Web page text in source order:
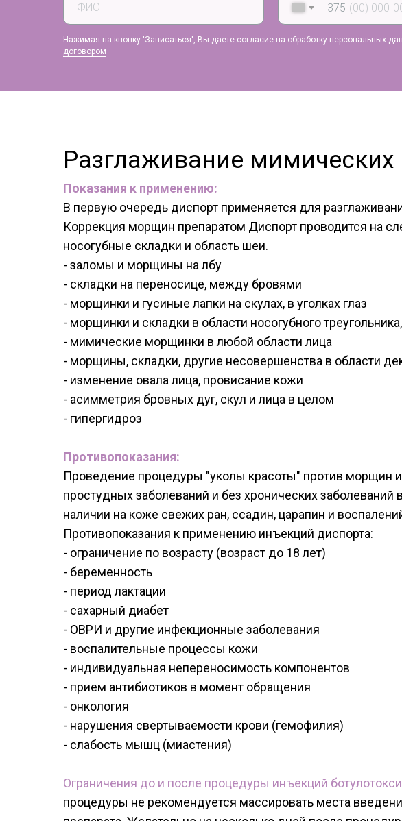
ФИО +375
Нажимая на кнопку 'Записаться', Вы даете согласие на обработку персональных
договором
Показания к применению:
В первую очередь диспорт применяется для
Коррекция морщин препаратом Диспорт проводится на
носогубные складки и область шеи.
- заломы и морщины на лбу
- складки на переносице, между бровями
- морщинки и гусиные лапки на скулах, в уголках глаз
- морщинки и складки в области носогубного треугольника,
- мимические морщинки в любой области лица
- морщины, складки, другие несовершенства в области
- изменение овала лица, провисание кожи
- асимметрия бровных дуг, скул и лица в целом
- гипергидроз
Противопоказания:
Проведение процедуры "уколы красоты" против морщин
простудных заболеваний и без хронических
наличии на коже свежих ран, ссадин, царапин и
Противопоказания к применению инъекций диспорта:
- ограничение по возрасту (возраст до 18 лет)
- беременность
- период лактации
- сахарный диабет
- ОВРИ и другие инфекционные заболевания
- воспалительные процессы кожи
- индивидуальная непереносимость компонентов
- прием антибиотиков в момент обращения
- онкология
- нарушения свертываемости крови (гемофилия)
- слабость мышц (миастения)
Ограничения до и после процедуры инъекций
процедуры не рекомендуется массировать места
Разглаживание